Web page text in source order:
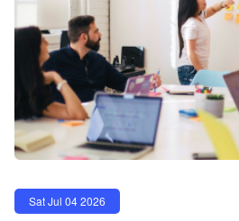
Sat Jul 04 2026